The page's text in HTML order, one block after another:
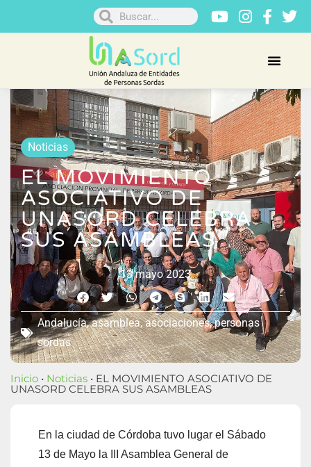
Noticias
EL MOVIMIENTO
ASOCIATIVO DE
UNASORD CELEBRA
SUS ASAMBLEAS
13 mayo 2023
Andalucía,asamblea,asociaciones,personas
sordas
Inicio • Noticias • EL MOVIMIENTO ASOCIATIVO DE
UNASORD CELEBRA SUS ASAMBLEAS
En la ciudad de Córdoba tuvo lugar el Sábado
13 de Mayo la III Asamblea General de